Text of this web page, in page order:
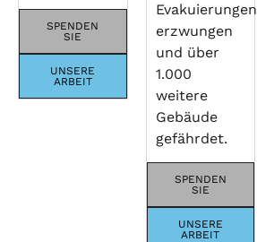
SPENDEN
SIE
UNSERE
ARBEIT
Evakuierungen
erzwungen
und über
1.000
weitere
Gebäude
gefährdet.
SPENDEN
SIE
UNSERE
ARBEIT